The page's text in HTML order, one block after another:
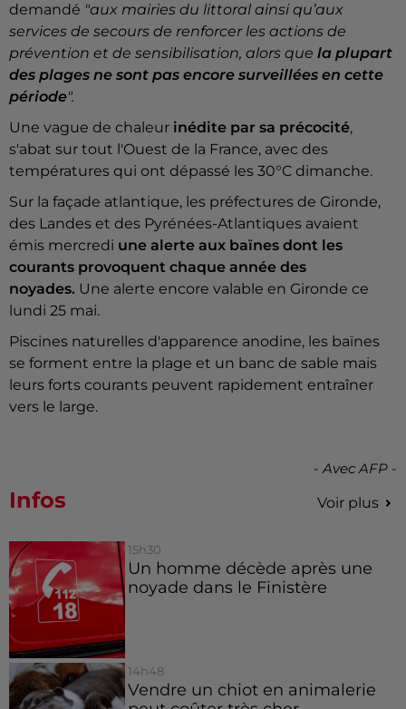
demandé "aux mairies du littoral ainsi qu’aux
services de secours de renforcer les actions de
prévention et de sensibilisation, alors que la plupart
des plages ne sont pas encore surveillées en cette
période".
Une vague de chaleur inédite par sa précocité,
s'abat sur tout l'Ouest de la France, avec des
températures qui ont dépassé les 30°C dimanche.
Sur la façade atlantique, les préfectures de Gironde,
des Landes et des Pyrénées-Atlantiques avaient
émis mercredi une alerte aux baïnes dont les
courants provoquent chaque année des
noyades. Une alerte encore valable en Gironde ce
lundi 25 mai.
Piscines naturelles d'apparence anodine, les baïnes
se forment entre la plage et un banc de sable mais
leurs forts courants peuvent rapidement entraîner
vers le large.
- Avec AFP -
Infos Voir plus
15h30
Un homme décède après une
noyade dans le Finistère
14h48
Vendre un chiot en animalerie